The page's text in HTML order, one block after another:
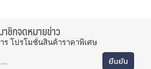
ชิกจดหมายข่าว
ร โปรโมชั่นสินค้าราคาพิเศษ